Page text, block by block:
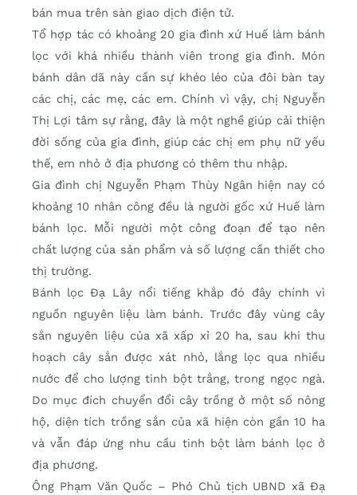
bán mua trên sàn giao dịch điện tử.
Tổ hợp tác có khoảng 20 gia đình xứ Huế làm bánh
lọc với khá nhiều thành viên trong gia đình. Món
bánh dân dã này cần sự khéo léo của đôi bàn tay
các chị, các mẹ, các em. Chính vì vậy, chị Nguyễn
Thị Lợi tâm sự rằng, đây là một nghề giúp cải thiện
đời sống của gia đình, giúp các chị em phụ nữ yếu
thế, em nhỏ ở địa phương có thêm thu nhập.
Gia đình chị Nguyễn Phạm Thùy Ngân hiện nay có
khoảng 10 nhân công đều là người gốc xứ Huế làm
bánh lọc. Mỗi người một công đoạn để tạo nên
chất lượng của sản phẩm và số lượng cần thiết cho
thị trường.
Bánh lọc Đạ Lây nổi tiếng khắp đó đây chính vì
nguồn nguyên liệu làm bánh. Trước đây vùng cây
sắn nguyên liệu của xã xấp xỉ 20 ha, sau khi thu
hoạch cây sắn được xát nhỏ, lắng lọc qua nhiều
nước để cho lượng tinh bột trắng, trong ngọc ngà.
Do mục đích chuyển đổi cây trồng ở một số nông
hộ, diện tích trồng sắn của xã hiện còn gần 10 ha
và vẫn đáp ứng nhu cầu tinh bột làm bánh lọc ở
địa phương.
Ông Phạm Văn Quốc – Phó Chủ tịch UBND xã Đạ